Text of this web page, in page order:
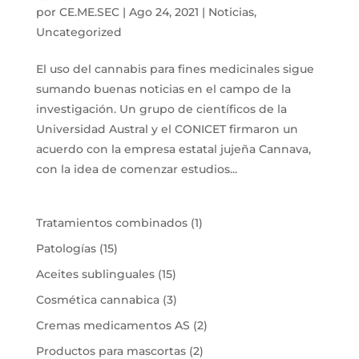
por CE.ME.SEC| Ago 24, 2021 | Noticias,
Uncategorized
El uso del cannabis para fines medicinales sigue
sumando buenas noticias en el campo de la
investigación. Un grupo de científicos de la
Universidad Austral y el CONICET firmaron un
acuerdo con la empresa estatal jujeña Cannava,
con la idea de comenzar estudios...
Tratamientos combinados 11
Patologías 1515
productos
Aceites sublinguales 1515
productos
Cosmética cannabica 33
productos
Cremas medicamentos AS 22
Productos para mascortas 22